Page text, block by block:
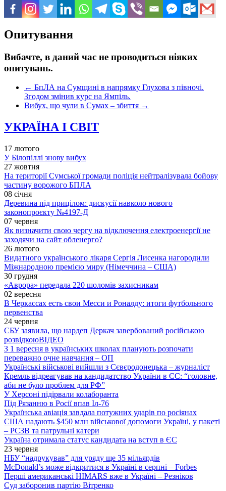
Опитування
Вибачте, в даний час не проводиться ніяких
опитувань.
← БпЛА на Сумщині в напрямку Глухова з півночі.
Згодом змінив курс на Ямпіль.
Вибух, що чули в Сумах – збиття →
УКРАЇНА І СВІТ
17 лютого
У Білопіллі знову вибух
27 жовтня
На території Сумської громади поліція нейтралізувала бойову
частину ворожого БПЛА
08 січня
Деревина під прицілом: дискусії навколо нового
законопроєкту №4197-Д
07 червня
Як визначити свою чергу на відключення електроенергії не
заходячи на сайт обленерго?
26 лютого
Видатного українського лікаря Сергія Лисенка нагородили
Міжнародною премією миру (Німеччина – США)
30 грудня
«Аврора» передала 220 шоломів захисникам
02 вересня
В Черкассах есть свои Месси и Роналду: итоги футбольного
первенства
24 червня
СБУ заявила, що нардеп Деркач завербований російською
розвідкоюВІДЕО
З 1 вересня в українських школах планують розпочати
переважно очне навчання – ОП
Українські військові вийшли з Сєвєродонецька – журналіст
Кремль відреагував на кандидатство України в ЄС: “головне,
аби не було проблем для РФ”
У Херсоні підірвали колаборанта
Під Рязанню в Росії впав Іл-76
Українська авіація завдала потужних ударів по росіянах
США надають $450 млн військової допомоги Україні, у пакеті
– РСЗВ та патрульні катери
Україна отримала статус кандидата на вступ в ЄС
23 червня
НБУ “надрукував” для уряду ще 35 мільярдів
McDonald’s може відкритися в Україні в серпні – Forbes
Перші американські HIMARS вже в Україні – Резніков
Суд заборонив партію Вітренко